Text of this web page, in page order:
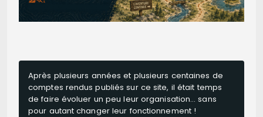
Après plusieurs années et plusieurs centaines de
comptes rendus publiés sur ce site, il était temps
de faire évoluer un peu leur organisation… sans
pour autant changer leur fonctionnement !